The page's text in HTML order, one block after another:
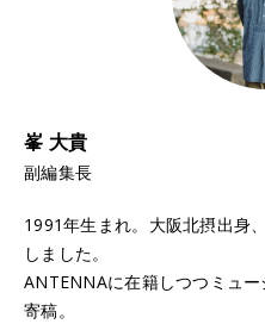
峯 大貴
副編集長
1991年生まれ。大阪北摂出身
しました。
ANTENNAに在籍しつつミュ
寄稿。